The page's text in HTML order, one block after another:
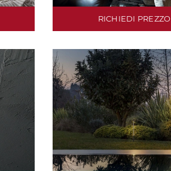
RICHIEDI PREZZO